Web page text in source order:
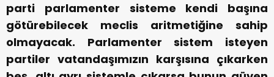
parti parlamenter sisteme kendi başına
götürebilecek meclis aritmetiğine sahip
olmayacak. Parlamenter sistem isteyen
partiler vatandaşımızın karşısına çıkarken